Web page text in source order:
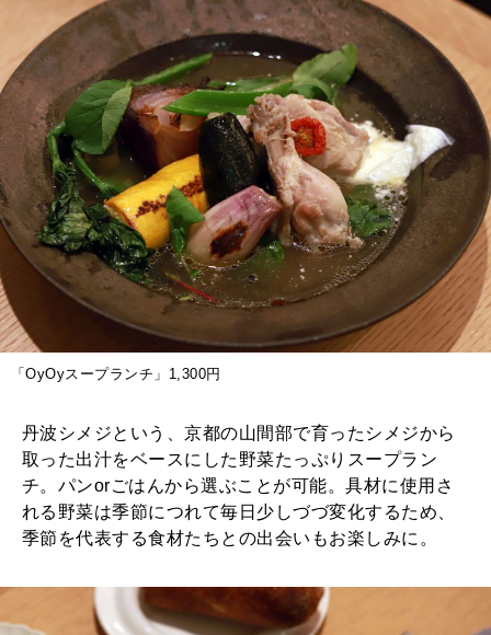
「OyOyスープランチ」1,300円
丹波シメジという、京都の山間部で育ったシメジから
取った出汁をベースにした野菜たっぷりスープラン
チ。パンorごはんから選ぶことが可能。具材に使用さ
れる野菜は季節につれて毎日少しづづ変化するため、
季節を代表する食材たちとの出会いもお楽しみに。